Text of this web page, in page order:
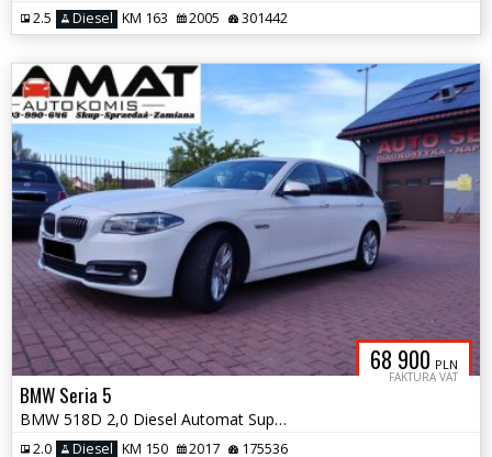
2.5 Diesel KM 163 2005 301442
68 900 PLN
FAKTURA VAT
BMW Seria 5
BMW 518D 2,0 Diesel Automat Super stan Zamiana
2.0 Diesel KM 150 2017 175536